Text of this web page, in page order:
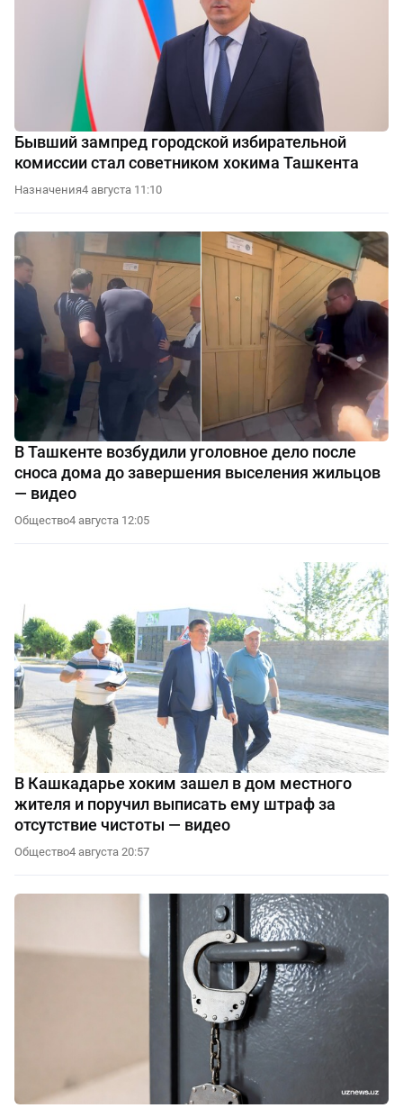
Бывший зампред городской избирательной
комиссии стал советником хокима Ташкента
Назначения4 августа 11:10
В Ташкенте возбудили уголовное дело после
сноса дома до завершения выселения жильцов
— видео
Общество4 августа 12:05
В Кашкадарье хоким зашел в дом местного
жителя и поручил выписать ему штраф за
отсутствие чистоты — видео
Общество4 августа 20:57